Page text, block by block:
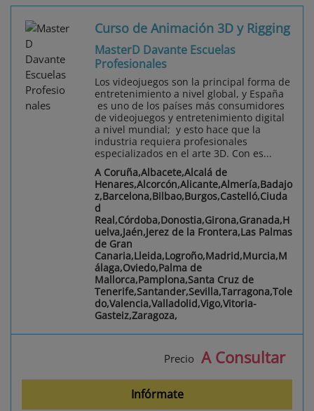
Curso de Animación 3D y Rigging
MasterD Davante Escuelas
Profesionales
Los videojuegos son la principal forma de
entretenimiento a nivel global, y España
es uno de los países más consumidores
de videojuegos y entretenimiento digital
a nivel mundial; y esto hace que la
industria requiera profesionales
especializados en el arte 3D. Con es...
A Coruña,Albacete,Alcalá de
Henares,Alcorcón,Alicante,Almería,Badajo
z,Barcelona,Bilbao,Burgos,Castelló,Ciuda
d
Real,Córdoba,Donostia,Girona,Granada,H
uelva,Jaén,Jerez de la Frontera,Las Palmas
de Gran
Canaria,Lleida,Logroño,Madrid,Murcia,M
álaga,Oviedo,Palma de
Mallorca,Pamplona,Santa Cruz de
Tenerife,Santander,Sevilla,Tarragona,Tole
do,Valencia,Valladolid,Vigo,Vitoria-
Gasteiz,Zaragoza,
Precio A Consultar
Infórmate